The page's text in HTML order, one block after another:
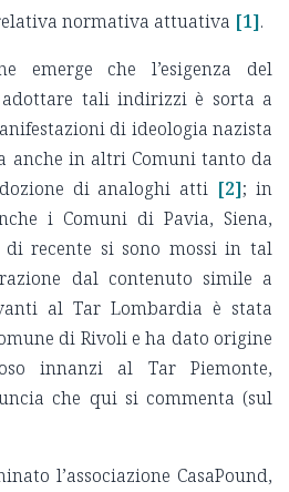
normativa attuativa [1].
emerge che l’esigenza del
tali indirizzi è sorta a
di ideologia nazista
anche in altri Comuni tanto da
di analoghi atti [2]; in
i Comuni di Pavia, Siena,
di recente si sono mossi in tal
dal contenuto simile a
al Tar Lombardia è stata
di Rivoli e ha dato origine
innanzi al Tar Piemonte,
che qui si commenta (sul
l’associazione CasaPound,